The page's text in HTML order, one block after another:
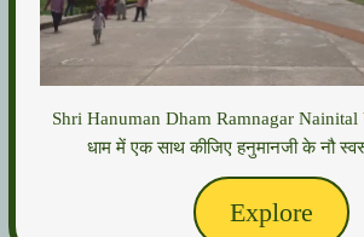
Shri Hanuman Dham Ramnagar
धाम में एक साथ कीजिए हनुमानजी के नौ
Explore